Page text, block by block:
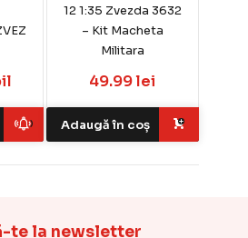
12 1:35 Zvezda 3632
– Kit Macheta
Militara
49.99 lei
Adaugă în coș
te la newsletter